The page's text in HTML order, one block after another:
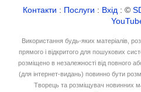
Контакти : Послуги : Вхід : ©
Використання будь-яких матеріалів,
прямого і відкритого для пошукових
розміщено в незалежності від повного
(для інтернет-видань) повинно бути
Творець та розміщувач новинних